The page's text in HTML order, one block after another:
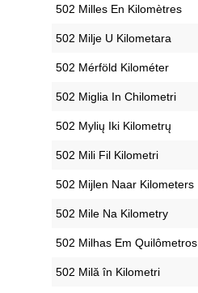
‎502 Milles En Kilomètres
‎502 Milje U Kilometara
‎502 Mérföld Kilométer
‎502 Miglia In Chilometri
‎502 Mylių Iki Kilometrų
‎502 Mili Fil Kilometri
‎502 Mijlen Naar Kilometers
‎502 Mile Na Kilometry
‎502 Milhas Em Quilômetros
‎502 Milă în Kilometri